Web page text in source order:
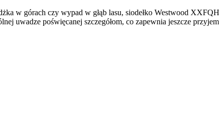
w górach czy wypad w głąb lasu, siodełko Westwood
uwadze poświęcanej szczegółom, co zapewnia jeszcze